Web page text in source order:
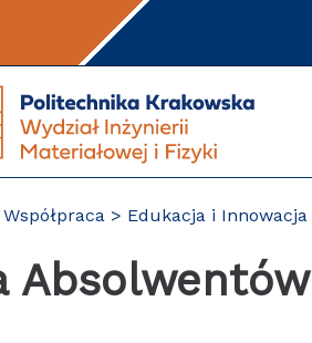
Współpraca Edukacja i Innowacja
Absolwentów